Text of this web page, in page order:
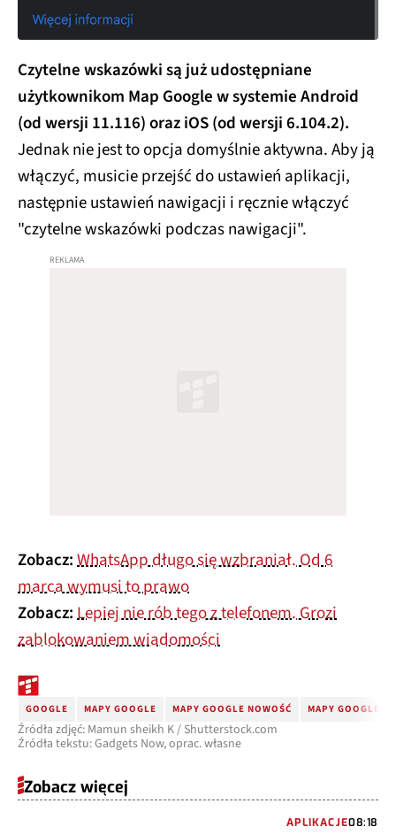
Czytelne wskazówki są już udostępniane
użytkownikom Map Google w systemie Android
(od wersji 11.116) oraz iOS (od wersji 6.104.2).
Jednak nie jest to opcja domyślnie aktywna. Aby ją
włączyć, musicie przejść do ustawień aplikacji,
następnie ustawień nawigacji i ręcznie włączyć
"czytelne wskazówki podczas nawigacji".
Zobacz:WhatsApp długo się wzbraniał. Od 6
marca wymusi to prawo
Zobacz:Lepiej nie rób tego z telefonem. Grozi
zablokowaniem wiadomości
GOOGLE MAPY GOOGLE MAPY GOOGLE NOWOŚĆ MAPY GOOGLE
Źródła zdjęć: Mamun sheikh K / Shutterstock.com
Źródła tekstu: Gadgets Now, oprac. własne
Zobacz więcej
APLIKACJE08:18